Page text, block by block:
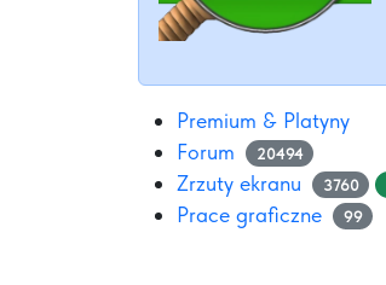
Premium & Platyny
Forum
20494
Zrzuty ekranu 3760
Prace graficzne 99